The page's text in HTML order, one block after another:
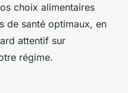
choix alimentaires
de santé optimaux, en
attentif sur
régime.